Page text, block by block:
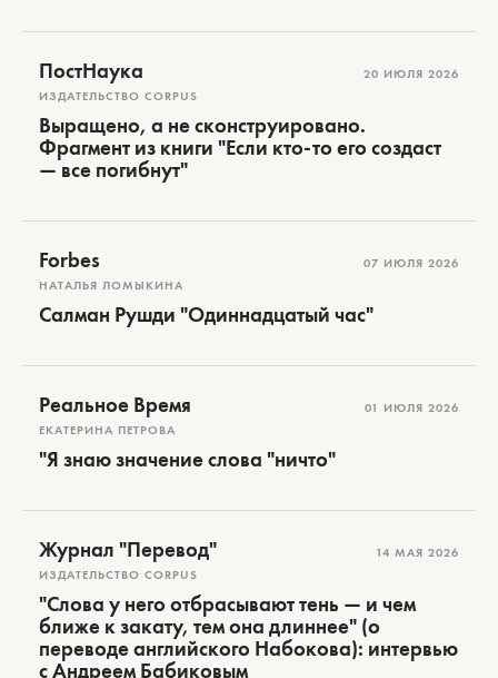
ПостНаука
ИЗДАТЕЛЬСТВО CORPUS
20 ИЮЛЯ 2026
Выращено, а не сконструировано.
Фрагмент из книги "Если кто-то его создаст
— все погибнут"
Forbes
НАТАЛЬЯ ЛОМЫКИНА
07 ИЮЛЯ 2026
Салман Рушди "Одиннадцатый час"
Реальное Время
ЕКАТЕРИНА ПЕТРОВА
01 ИЮЛЯ 2026
"Я знаю значение слова "ничто"
Журнал "Перевод"
ИЗДАТЕЛЬСТВО CORPUS
14 МАЯ 2026
"Слова у него отбрасывают тень — и чем
ближе к закату, тем она длиннее" (о
переводе английского Набокова): интервью
с Андреем Бабиковым